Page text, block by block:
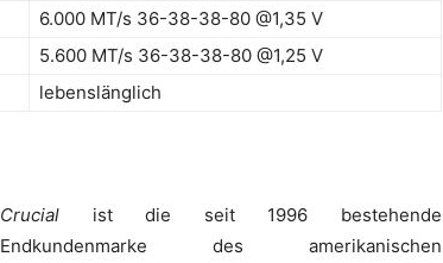
6.000 MT/s 36-38-38-80 @1,35 V
5.600 MT/s 36-38-38-80 @1,25 V
lebenslänglich
Crucial ist die seit 1996 bestehende
Endkundenmarke des amerikanischen